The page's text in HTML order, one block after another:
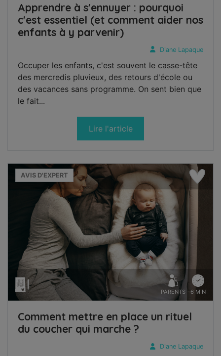
Apprendre à s'ennuyer : pourquoi
c'est essentiel (et comment aider nos
enfants à y parvenir)
Diane Lapaque
Occuper les enfants, c'est souvent le casse-tête
des mercredis pluvieux, des retours d'école ou
des vacances sans programme. On sent bien que
le fait...
Lire l'article
AVIS D'EXPERT
PARENTS 6 MIN
Comment mettre en place un rituel
du coucher qui marche ?
Diane Lapaque